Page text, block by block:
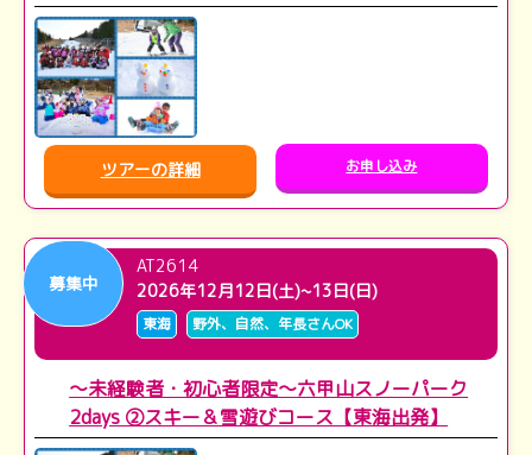
ツアーの詳細 お申し込み
募集中
AT2614
2026年12月12日(土)~13日(日)
東海 野外、自然、年長さんOK
～未経験者・初心者限定～六甲山スノーパーク
2days ②スキー＆雪遊びコース【東海出発】